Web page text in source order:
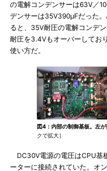
の電解コンデンサーは63V／
デンサーは35V390μFだった
ると、35V耐圧の電解コンデ
耐圧を3.4Vもオーバーしてお
使い方だ。
図4：内部の制御基板。左
クで拡大］
DC30V電源の電圧はCPU基
ーターに接続されていた。オ